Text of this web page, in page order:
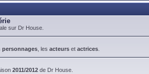
sur Dr House.
personnages , les acteurs et actrices
2011/2012 de Dr House.